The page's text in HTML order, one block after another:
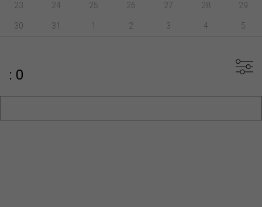
23 24 25 26 27 28 29
30 31 1 2 3 4 5
: 0